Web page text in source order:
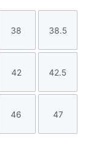
Taille
38
Taille
38.5
Taille
42
Taille
42.5
Taille
46
Taille
47